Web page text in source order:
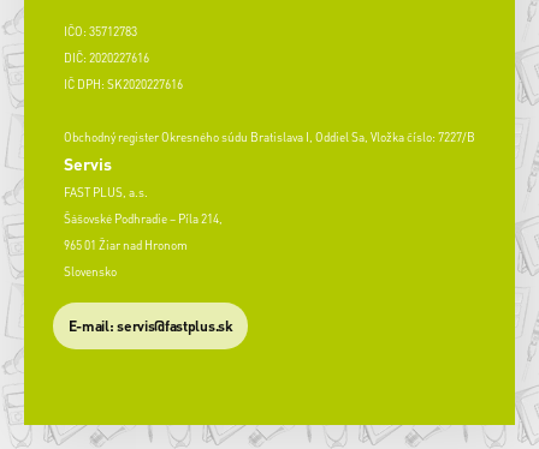
IČO: 35712783
DIČ: 2020227616
IČ DPH: SK2020227616
Obchodný register Okresného súdu Bratislava I, Oddiel Sa, Vložka číslo: 7227/B
Servis
FAST PLUS, a.s.
Šášovské Podhradie – Píla 214,
965 01 Žiar nad Hronom
Slovensko
​E-mail: servis@fastplus.sk